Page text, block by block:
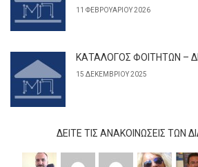
11 ΦΕΒΡΟΥΑΡΊΟΥ 2026
ΚΑΤΑΛΟΓΟΣ ΦΟΙΤΗΤΩΝ –
15 ΔΕΚΕΜΒΡΊΟΥ 2025
ΔΕΊΤΕ ΤΙΣ ΑΝΑΚΟΙΝΏΣΕΙΣ ΤΩΝ